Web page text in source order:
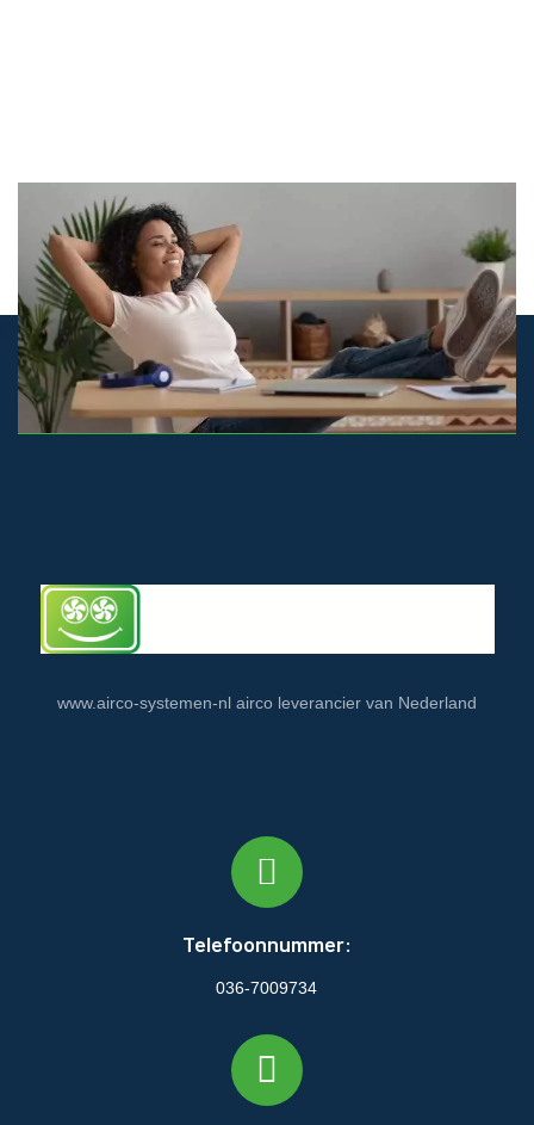
© airco-systemen.nl alle rechten voorbehouden
www.airco-systemen-nl airco leverancier van Nederland
Telefoonnummer:
036-7009734